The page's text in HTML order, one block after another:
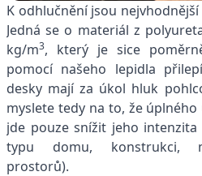
K odhlučnění jsou
Jedná se o materiál z
kg/m3, který je sice
pomocí našeho lepidla
desky mají za úkol hluk
myslete tedy na to, že
jde pouze snížit jeho intenzita
typu domu, konstrukci,
prostorů).